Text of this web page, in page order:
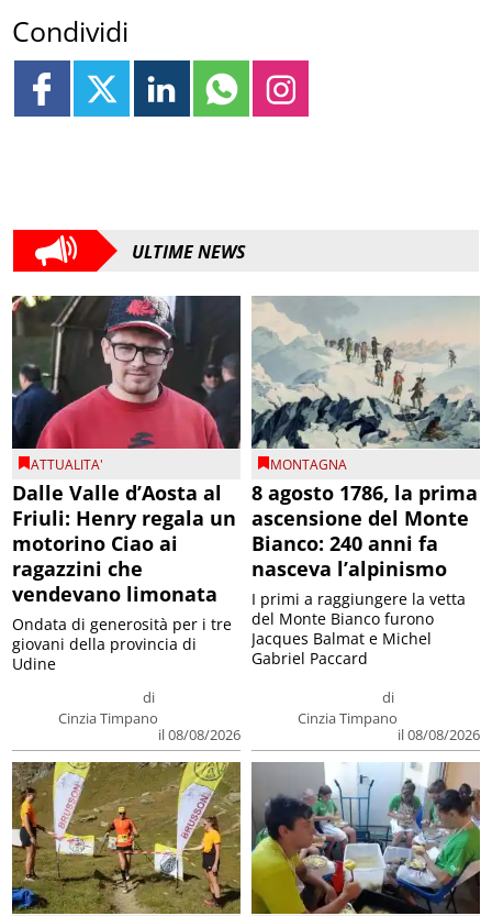
Condividi
ULTIME NEWS
ATTUALITA'
Dalle Valle d’Aosta al
Friuli: Henry regala un
motorino Ciao ai
ragazzini che
vendevano limonata
di
Cinzia Timpano
il 08/08/2026
Ondata di generosità per i tre
giovani della provincia di
Udine
MONTAGNA
8 agosto 1786, la prima
ascensione del Monte
Bianco: 240 anni fa
nasceva l’alpinismo
di
Cinzia Timpano
il 08/08/2026
I primi a raggiungere la vetta
del Monte Bianco furono
Jacques Balmat e Michel
Gabriel Paccard